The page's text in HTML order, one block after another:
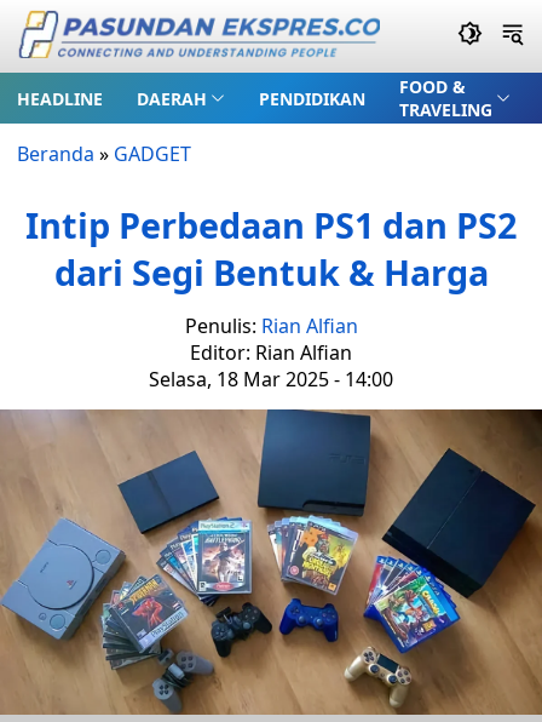
HEADLINE DAERAH PENDIDIKAN
FOOD &
TRAVELING
Beranda » GADGET
Intip Perbedaan PS1 dan PS2
dari Segi Bentuk & Harga
Penulis: Rian Alfian
Editor: Rian Alfian
Selasa, 18 Mar 2025 - 14:00